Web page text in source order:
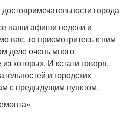
города
наши афиши недели и
вас, то присмотритесь к ним
деле очень много
которых. И кстати говоря,
и городских
с предыдущим пунктом.